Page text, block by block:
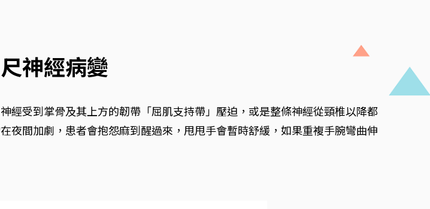
神經病變
經受到掌骨及其上方的韌帶「屈肌支持帶」壓迫，或是整條神經從頸椎以降都
夜間加劇，患者會抱怨麻到醒過來，甩甩手會暫時舒緩，如果重複手腕彎曲伸